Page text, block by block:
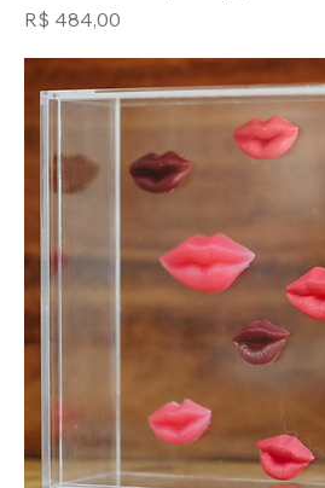
Preço
R$ 484,00